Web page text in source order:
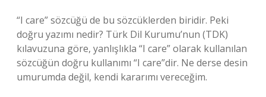
“I care” sözcüğü de bu sözcüklerden biridir. Peki
doğru yazımı nedir? Türk Dil Kurumu’nun (TDK)
kılavuzuna göre, yanlışlıkla “I care” olarak kullanılan
sözcüğün doğru kullanımı “I care”dir. Ne derse desin
umurumda değil, kendi kararımı vereceğim.